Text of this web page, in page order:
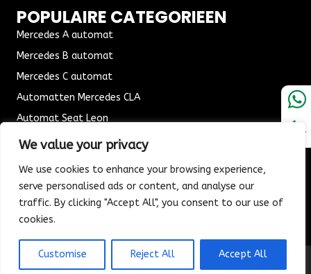
We value your privacy
We use cookies to enhance your browsing experience,
serve personalised ads or content, and analyse our
traffic. By clicking "Accept All", you consent to our use of
cookies.
Customise Reject All Accept All
POPULAIRE CATEGORIEEN
Mercedes A automat
Mercedes B automat
Mercedes C automat
Automatten Mercedes CLA
Automat Seat Leon
ALGEMENE VOORWAARDEN
Verzending & Bezorging
Retouren & Ruilen
© 2026 Vos Autospeciaalzaak. All Rights Reserved.